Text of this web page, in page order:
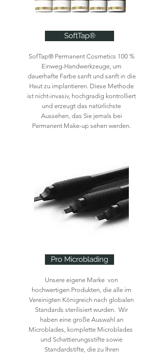
SoftTap®
SofTap® Permanent Cosmetics 100 %
Einweg-Handwerkzeuge, um
dauerhafte Farbe sanft und sanft in die
Haut zu implantieren. Diese Methode
ist nicht-invasiv, hochgradig kontrolliert
und erzeugt das natürlichste
Aussehen, das Sie jemals bei
Permanent Make-up sehen werden.
Pro Microblading
Unsere eigene Marke von
hochwertigen Produkten, die alle im
Vereinigten Königreich nach globalen
Standards sterilisiert wurden. Wir
haben eine große Auswahl an
Microblades, komplette Microblades
und Schattierungsstifte sowie
Standardstifte, die zu Ihren